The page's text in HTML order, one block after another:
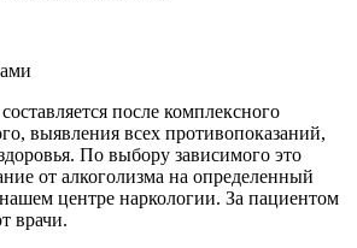
после комплексного
выявления всех противопоказаний,
По выбору зависимого это
от алкоголизма на определенный
центре наркологии. За пациентом
врачи.